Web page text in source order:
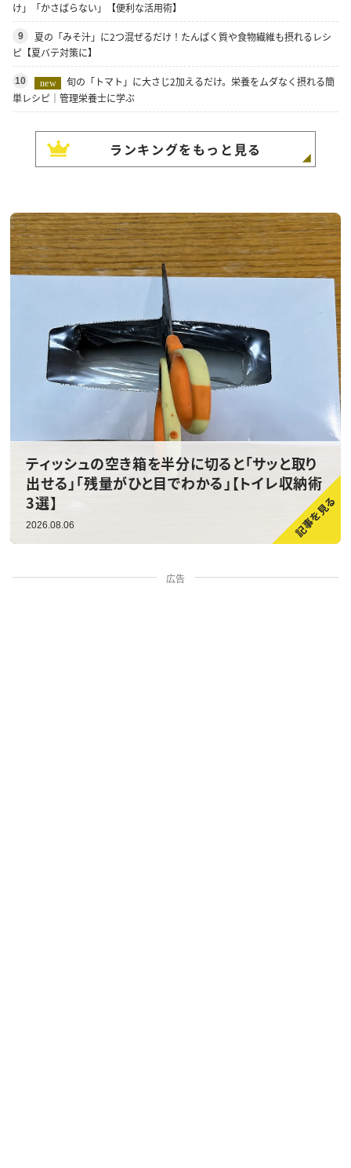
け」「かさばらない」【便利な活用術】
9
夏の「みそ汁」に2つ混ぜるだけ！たんぱく質や食物繊維も摂れるレシ
ピ【夏バテ対策に】
10 new
旬の「トマト」に大さじ2加えるだけ。栄養をムダなく摂れる簡
単レシピ｜管理栄養士に学ぶ
ランキングをもっと見る
ティッシュの空き箱を半分に切ると「サッと取り
出せる」「残量がひと目でわかる」【トイレ収納術
3選】
2026.08.06
広告